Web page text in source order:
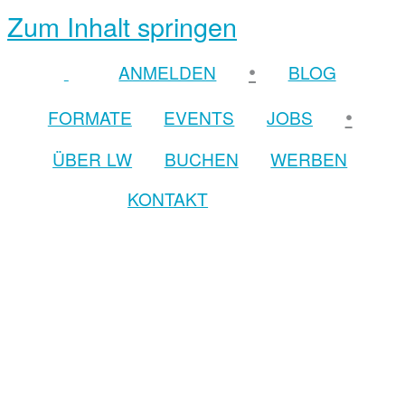
Zum Inhalt springen
ANMELDEN •
BLOG
FORMATE
EVENTS JOBS •
ÜBER LW BUCHEN
WERBEN
KONTAKT